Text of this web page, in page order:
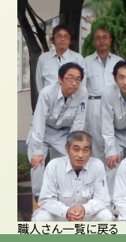
職人さん一覧に戻る